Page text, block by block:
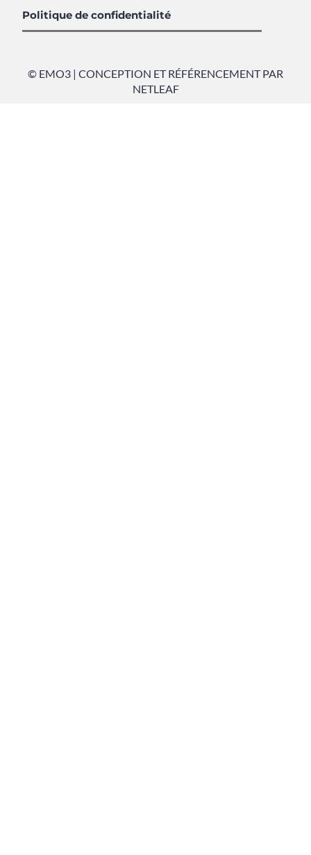
Politique de confidentialité
© EMO3 | CONCEPTION ET RÉFÉRENCEMENT PAR
NETLEAF